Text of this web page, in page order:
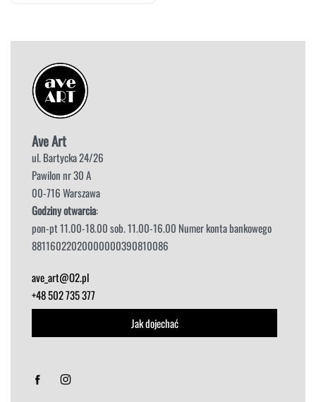
Ave Art
ul. Bartycka 24/26
Pawilon nr 30 A
00-716 Warszawa
Godziny otwarcia:
pon-pt 11.00-18.00 sob. 11.00-16.00 Numer konta bankowego
88116022020000000390810086
ave_art@O2.pl
+48 502 735 377
Jak dojechać